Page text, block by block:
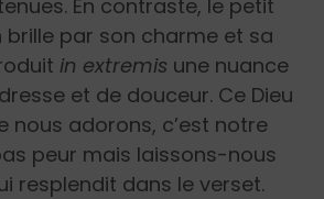
En contraste, le petit
brille par son charme et sa
in extremis une nuance
et de douceur. Ce Dieu
nous adorons, c’est notre
peur mais laissons-nous
resplendit dans le verset.